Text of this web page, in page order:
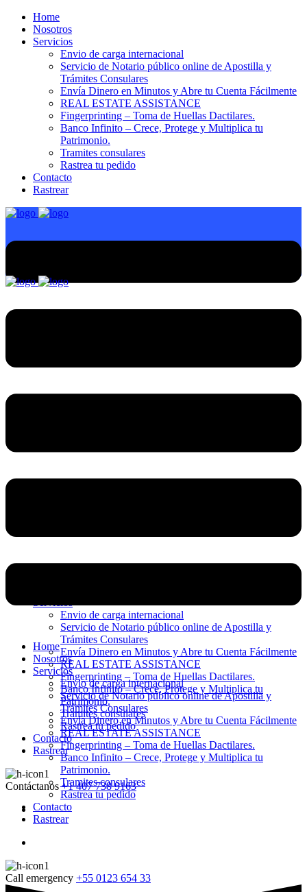
Home
Nosotros
Servicios
Envio de carga internacional
Servicio de Notario público online de Apostilla y
Trámites Consulares
Envía Dinero en Minutos y Abre tu Cuenta Fácilmente
REAL ESTATE ASSISTANCE
Fingerprinting – Toma de Huellas Dactilares.
Banco Infinito – Crece, Protege y Multiplica tu
Patrimonio.
Tramites consulares
Rastrea tu pedido
Contacto
Rastrear
Envio de carga internacional
Servicio de Notario público online de Apostilla y
Trámites Consulares
Envía Dinero en Minutos y Abre tu Cuenta Fácilmente
REAL ESTATE ASSISTANCE
Fingerprinting – Toma de Huellas Dactilares.
Banco Infinito – Crece, Protege y Multiplica tu
Patrimonio.
Tramites consulares
Rastrea tu pedido
Contacto
Rastrear
Contáctanos +1 407 738 9163
Home
Nosotros
Servicios
Envio de carga internacional
Servicio de Notario público online de Apostilla y
Trámites Consulares
Envía Dinero en Minutos y Abre tu Cuenta Fácilmente
REAL ESTATE ASSISTANCE
Fingerprinting – Toma de Huellas Dactilares.
Banco Infinito – Crece, Protege y Multiplica tu
Patrimonio.
Tramites consulares
Rastrea tu pedido
Contacto
Rastrear
Call emergency +55 0123 654 33